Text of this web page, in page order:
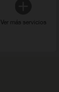
Ver más servicios